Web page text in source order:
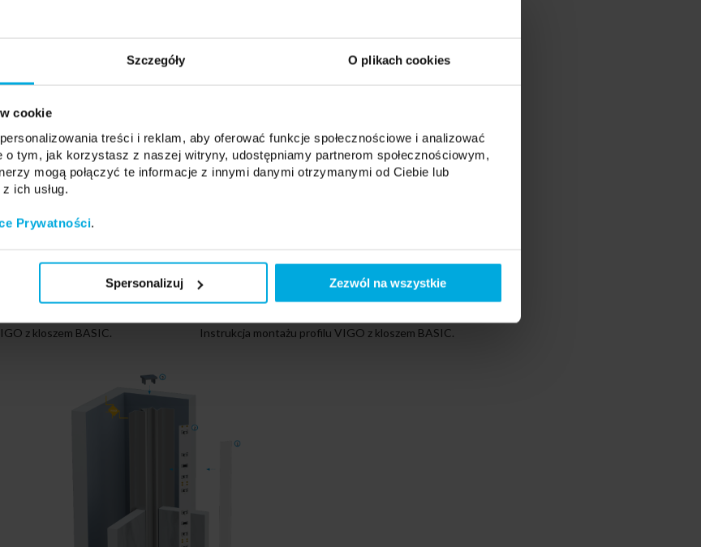
Szczegóły O plikach cookies
cookie
treści i reklam, aby oferować funkcje społecznościowe i analizować
tym, jak korzystasz z naszej witryny, udostępniamy partnerom społecznościowym,
mogą połączyć te informacje z innymi danymi otrzymanymi od Ciebie lub
ich usług.
Prywatności.
Spersonalizuj Zezwól na wszystkie
białe, czarne, srebrne, szare
czarne, srebrne, surowe
2020 mm, 3000 mm.
z kloszem BASIC. Instrukcja montażu profilu VIGO z kloszem BASIC.